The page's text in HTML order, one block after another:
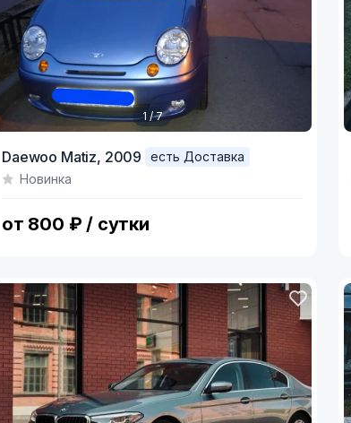
of
1 / 7
Daewoo Matiz, 2009
есть Доставка
Новинка
от 800 ₽ / сутки